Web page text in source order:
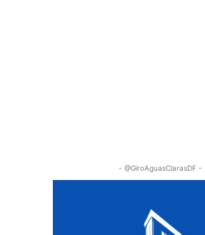
- @GiroAguasClarasDF -